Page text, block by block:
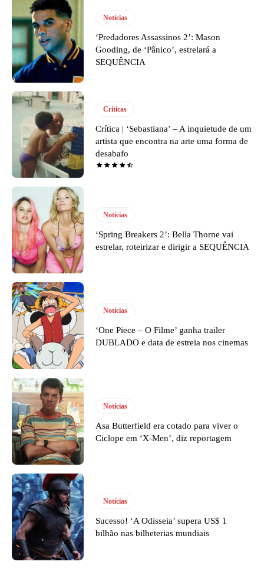
Notícias
‘Predadores Assassinos 2’: Mason
Gooding, de ‘Pânico’, estrelará a
SEQUÊNCIA
Críticas
Crítica | ‘Sebastiana’ – A inquietude de um
artista que encontra na arte uma forma de
desabafo
Notícias
‘Spring Breakers 2’: Bella Thorne vai
estrelar, roteirizar e dirigir a SEQUÊNCIA
Notícias
‘One Piece – O Filme’ ganha trailer
DUBLADO e data de estreia nos cinemas
Notícias
Asa Butterfield era cotado para viver o
Ciclope em ‘X-Men’, diz reportagem
Notícias
Sucesso! ‘A Odisseia’ supera US$ 1
bilhão nas bilheterias mundiais